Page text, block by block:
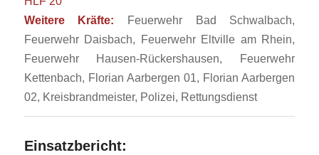
Weitere Kräfte: Feuerwehr Bad Schwalbach,
Feuerwehr Daisbach, Feuerwehr Eltville am Rhein,
Feuerwehr Hausen-Rückershausen, Feuerwehr
Kettenbach, Florian Aarbergen 01, Florian Aarbergen
02, Kreisbrandmeister, Polizei, Rettungsdienst
Einsatzbericht: